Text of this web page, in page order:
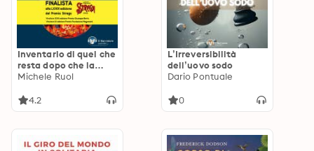
Inventario di quel che
resta dopo che la
foresta brucia
Michele Ruol
4.2
L’Irreversibilità
dell’uovo sodo
Dario Pontuale
0